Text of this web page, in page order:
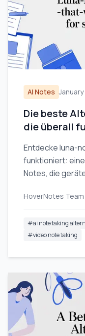
AI Notes
Die beste
die überall
Entdecke luna-
funktioniert:
Notes, die
HoverNotes Team
#ai note taking
#video note taking